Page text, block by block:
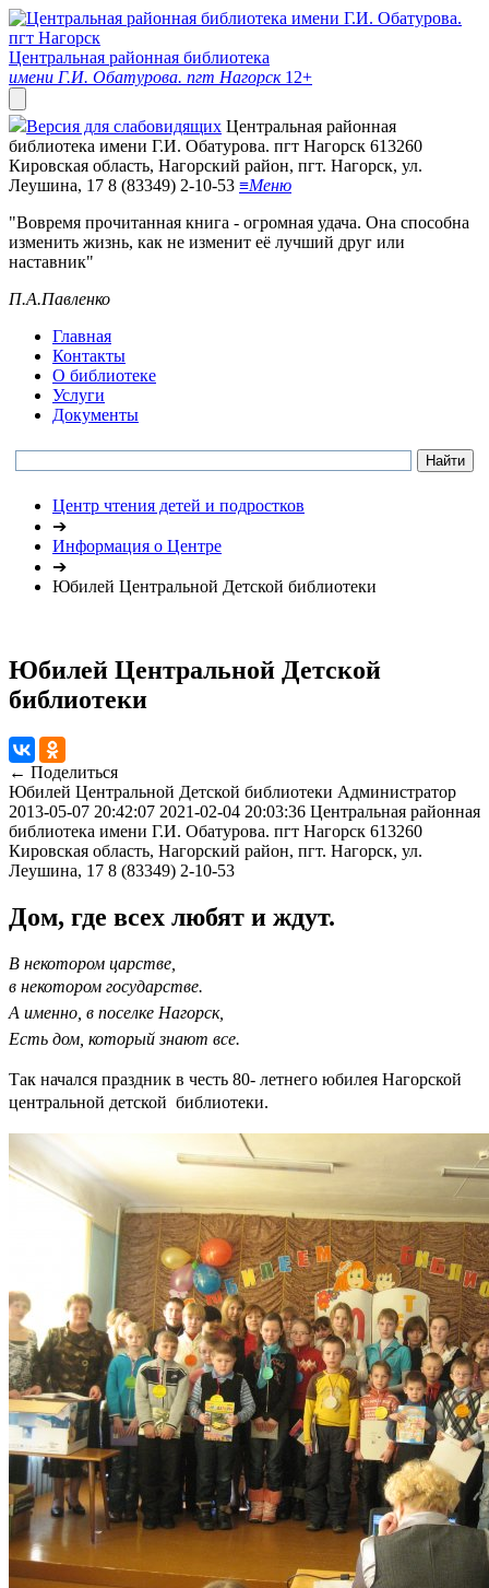
Центральная районная библиотека
имени Г.И. Обатурова. пгт Нагорск 12+
Версия для слабовидящих Центральная районная
библиотека имени Г.И. Обатурова. пгт Нагорск 613260
Кировская область, Нагорский район, пгт. Нагорск, ул.
Леушина, 17 8 (83349) 2-10-53 ≡Меню
"Вовремя прочитанная книга - огромная удача. Она способна
изменить жизнь, как не изменит её лучший друг или
наставник"
П.А.Павленко
Главная
Контакты
О библиотеке
Услуги
Документы
Центр чтения детей и подростков
➔
Информация о Центре
➔
Юбилей Центральной Детской библиотеки
Юбилей Центральной Детской
библиотеки
← Поделиться
Юбилей Центральной Детской библиотеки Администратор
2013-05-07 20:42:07 2021-02-04 20:03:36 Центральная районная
библиотека имени Г.И. Обатурова. пгт Нагорск 613260
Кировская область, Нагорский район, пгт. Нагорск, ул.
Леушина, 17 8 (83349) 2-10-53
Дом, где всех любят и ждут.
В некотором царстве,
в некотором государстве.
А именно, в поселке Нагорск,
Есть дом, который знают все.
Так начался праздник в честь 80- летнего юбилея Нагорской
центральной детской библиотеки.